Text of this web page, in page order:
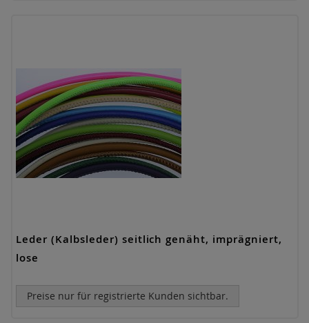
Leder (Kalbsleder) seitlich genäht, imprägniert,
lose
Preise nur für registrierte Kunden sichtbar.